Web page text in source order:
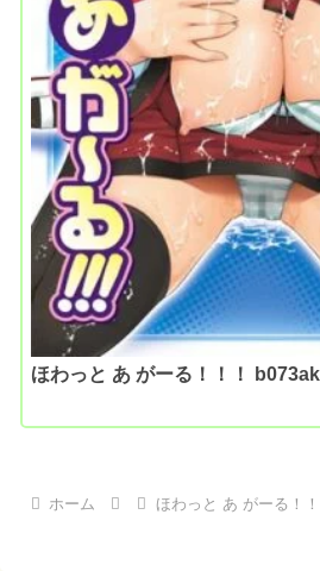
ほわっと あ がーる！！！
ホーム ほわっと あ がーる！！